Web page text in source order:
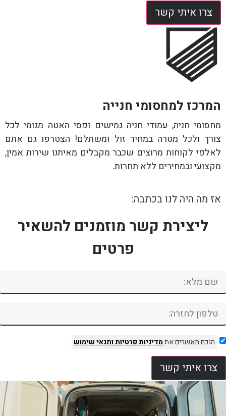
צרו איתי קשר
המרכז למחסומי חנייה
מחסומי חניה, עמודי חניה גמישים ופסי האטה מגומי לכל
צורך ולכל מטרה במחיר זול ומשתלם! הצטרפו גם אתם
לאלפי לקוחות מרוצים שכבר מקבלים מאיתנו שירות אמין,
מקצועי ובמחירים ללא תחרות.
אז מה היה לנו בכתבה:
ליצירת קשר מוזמנים להשאיר
פרטים
הנכם מאשרים אתמדיניות פרטיותותנאי שימוש
צרו איתי קשר